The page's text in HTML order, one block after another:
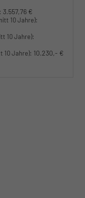
3.557,76 €
10 Jahre):
10 Jahre):
10 Jahre): 10.230,- €